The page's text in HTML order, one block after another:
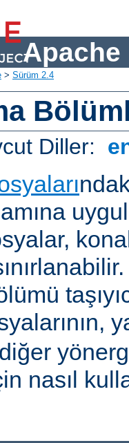
Apache
> Sürüm 2.4
Diller:
nasıl